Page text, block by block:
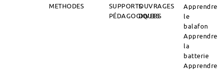
METHODES
SUPPORTS
PÉDAGOGIQUES
OUVRAGES
DIVERS
Apprendre
le
balafon
Apprendre
la
batterie
Apprendre